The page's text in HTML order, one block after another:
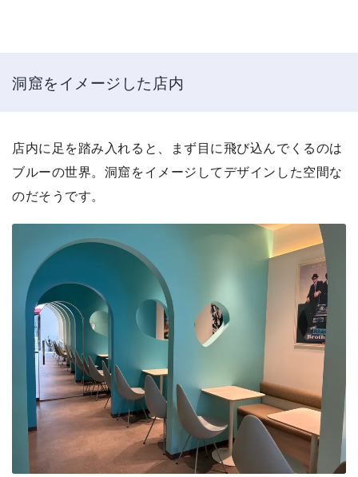
洞窟をイメージした店内
店内に足を踏み入れると、まず目に飛び込んでくるのは
ブルーの世界。洞窟をイメージしてデザインした空間な
のだそうです。